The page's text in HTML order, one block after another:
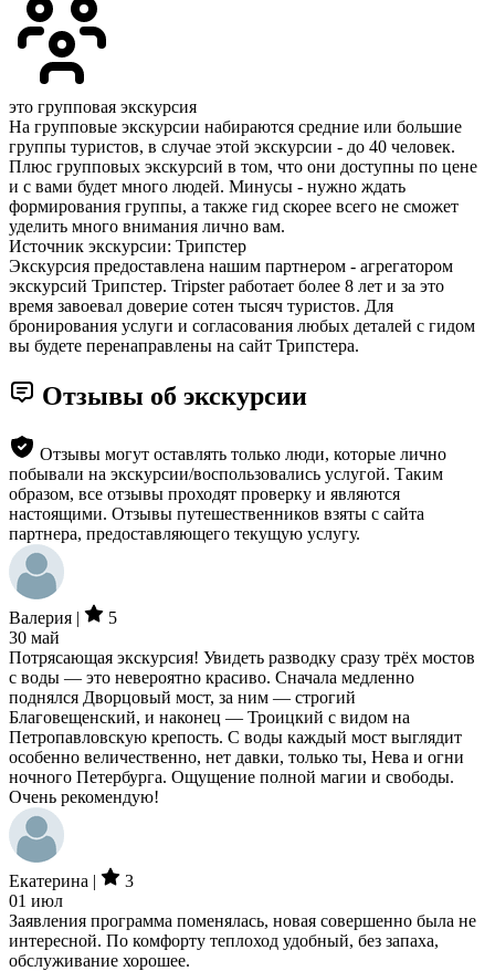
это групповая экскурсия
На групповые экскурсии набираются средние или большие
группы туристов, в случае этой экскурсии - до 40 человек.
Плюс групповых экскурсий в том, что они доступны по цене
и с вами будет много людей. Минусы - нужно ждать
формирования группы, а также гид скорее всего не сможет
уделить много внимания лично вам.
Источник экскурсии: Трипстер
Экскурсия предоставлена нашим партнером - агрегатором
экскурсий Трипстер. Tripster работает более 8 лет и за это
время завоевал доверие сотен тысяч туристов. Для
бронирования услуги и согласования любых деталей с гидом
вы будете перенаправлены на сайт Трипстера.
Отзывы об экскурсии
Отзывы могут оставлять только люди, которые лично
побывали на экскурсии/воспользовались услугой. Таким
образом, все отзывы проходят проверку и являются
настоящими. Отзывы путешественников взяты с сайта
партнера, предоставляющего текущую услугу.
Валерия |
5
30 май
Потрясающая экскурсия! Увидеть разводку сразу трёх мостов
с воды — это невероятно красиво. Сначала медленно
поднялся Дворцовый мост, за ним — строгий
Благовещенский, и наконец — Троицкий с видом на
Петропавловскую крепость. С воды каждый мост выглядит
особенно величественно, нет давки, только ты, Нева и огни
ночного Петербурга. Ощущение полной магии и свободы.
Очень рекомендую!
Екатерина |
3
01 июл
Заявления программа поменялась, новая совершенно была не
интересной. По комфорту теплоход удобный, без запаха,
обслуживание хорошее.